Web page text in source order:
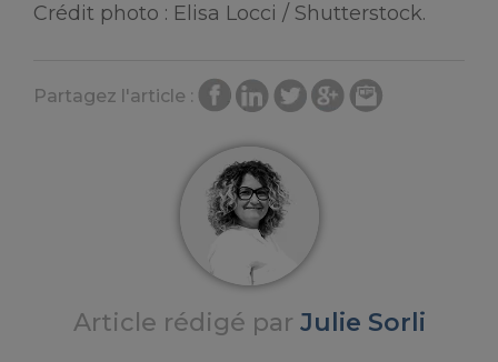
Crédit photo : Elisa Locci / Shutterstock.
Partagez l'article :
Article rédigé par Julie Sorli